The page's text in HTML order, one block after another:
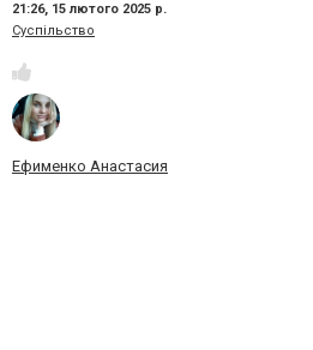
21:26, 15 лютого 2025 р.
Суспільство
Ефименко Анастасия